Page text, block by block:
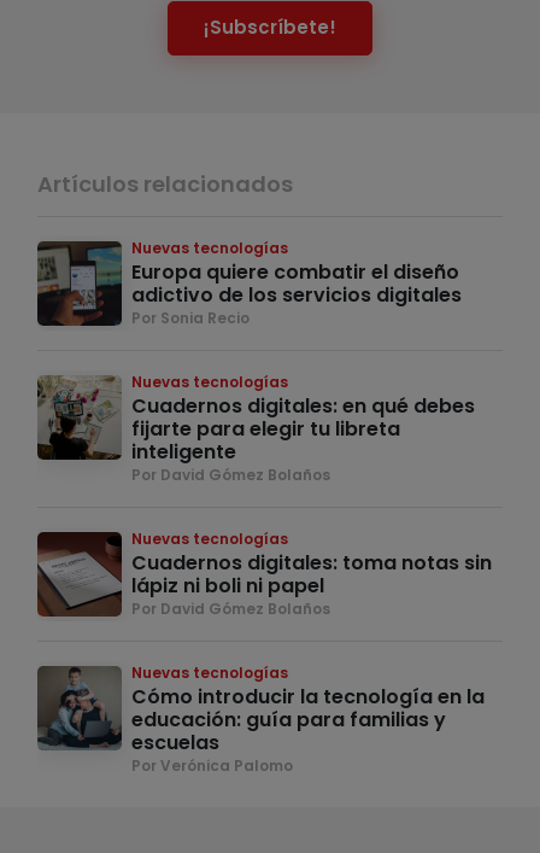
¡Subscríbete!
Artículos relacionados
Nuevas tecnologías
Europa quiere combatir el diseño
adictivo de los servicios digitales
Por Sonia Recio
Nuevas tecnologías
Cuadernos digitales: en qué debes
fijarte para elegir tu libreta
inteligente
Por David Gómez Bolaños
Nuevas tecnologías
Cuadernos digitales: toma notas sin
lápiz ni boli ni papel
Por David Gómez Bolaños
Nuevas tecnologías
Cómo introducir la tecnología en la
educación: guía para familias y
escuelas
Por Verónica Palomo